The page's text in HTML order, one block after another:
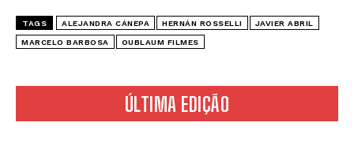
ÚLTIMA EDIÇÃO
TAGS ALEJANDRA CÁNEPA HERNÁN ROSSELLI JAVIER ABRIL
MARCELO BARBOSA OUBLAUM FILMES